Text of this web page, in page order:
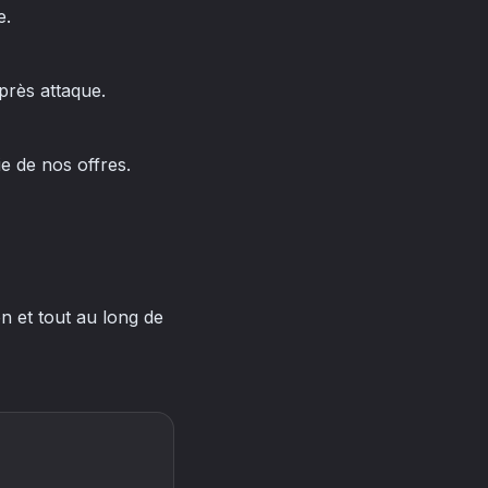
attaque.
de nos offres.
et tout au long de